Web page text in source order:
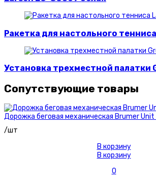
Ракетка для настольного
Установка трехместной палатки
Сопутствующие товары
Дорожка беговая механическая Brumer Unit
/шт
В корзину
В корзину
0